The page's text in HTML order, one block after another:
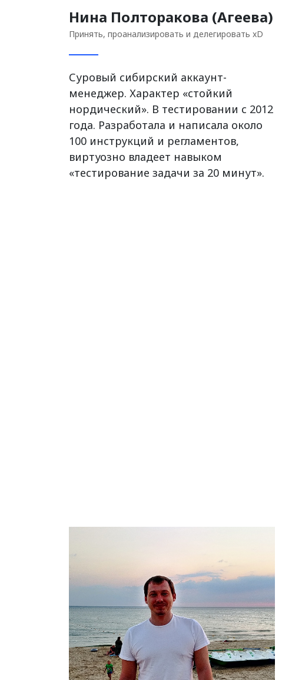
Нина Полторакова (Агеева)
Принять, проанализировать и делегировать xD
Суровый сибирский аккаунт-
менеджер. Характер «стойкий
нордический». В тестировании с 2012
года. Разработала и написала около
100 инструкций и регламентов,
виртуозно владеет навыком
«тестирование задачи за 20 минут».